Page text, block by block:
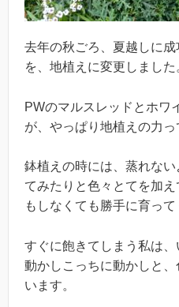
去年の秋ごろ、夏越しに
を、地植えに変更しました
PWのマルスレッドとホワ
が、やっぱり地植えの力っ
鉢植えの時には、蒸れな
てみたりと色々とてを加
もしなくても勝手に育って
すぐに飽きてしまう私は
動かしこっちに動かしと
います。